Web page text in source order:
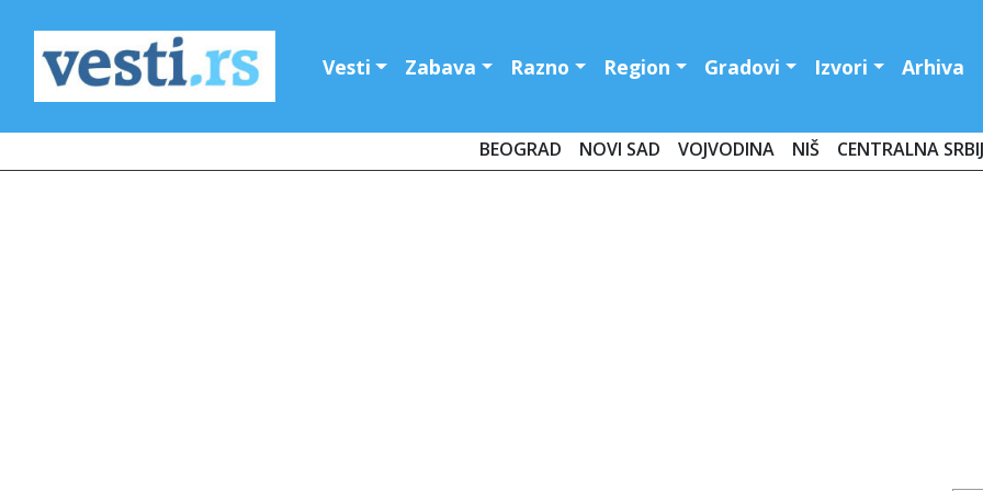
Vesti Zabava Razno Region Gradovi Izvori Arhiva
BEOGRAD NOVI SAD VOJVODINA NIŠ CENTRALNA